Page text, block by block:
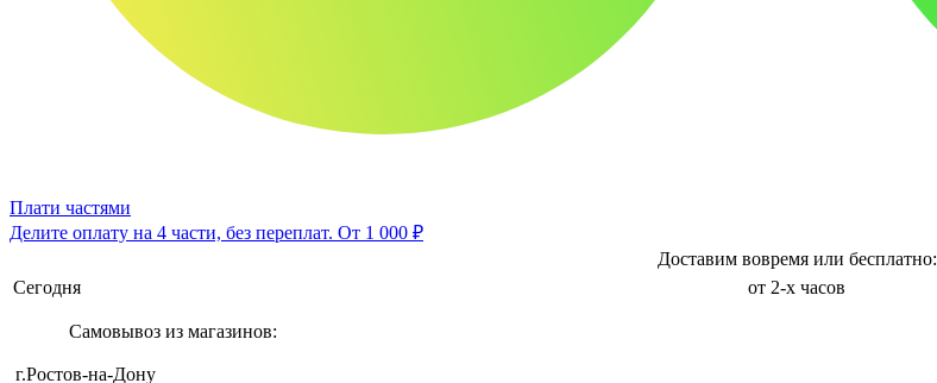
Плати частями
Делите оплату на 4 части, без переплат. От 1 000 ₽
Доставим вовремя или бесплатно:
Сегодня
от 2-х часов
Самовывоз из магазинов:
г.Ростов-на-Дону